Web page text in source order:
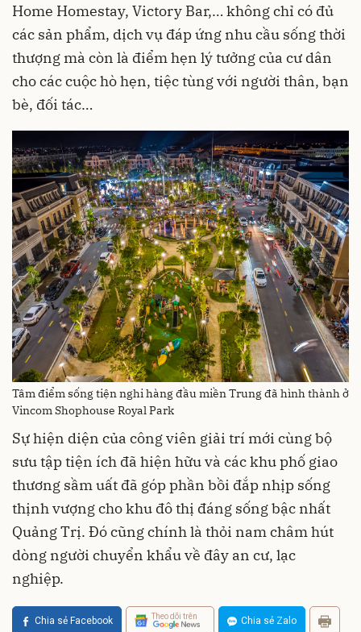
Home Homestay, Victory Bar,… không chỉ có đủ
các sản phẩm, dịch vụ đáp ứng nhu cầu sống thời
thượng mà còn là điểm hẹn lý tưởng của cư dân
cho các cuộc hò hẹn, tiệc tùng với người thân, bạn
bè, đối tác…
Tâm điểm sống tiện nghi hàng đầu miền Trung đã hình thành ở
Vincom Shophouse Royal Park
Sự hiện diện của công viên giải trí mới cùng bộ
sưu tập tiện ích đã hiện hữu và các khu phố giao
thương sầm uất đã góp phần bồi đắp nhịp sống
thịnh vượng cho khu đô thị đáng sống bậc nhất
Quảng Trị. Đó cũng chính là thỏi nam châm hút
dòng người chuyển khẩu về đây an cư, lạc
nghiệp.
Chia sẻ Facebook Theo dõi trên Chia sẻ Zalo